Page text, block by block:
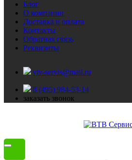
Блог
О компании
Доставка и оплата
Контакты
Обратная связь
Реквизиты
vtv-servis@mail.ru
8 (495) 984-53-14
заказать звонок